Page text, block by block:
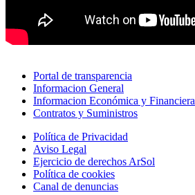
Portal de transparencia
Informacion General
Informacion Económica y Financiera
Contratos y Suministros
Política de Privacidad
Aviso Legal
Ejercicio de derechos ArSol
Política de cookies
Canal de denuncias